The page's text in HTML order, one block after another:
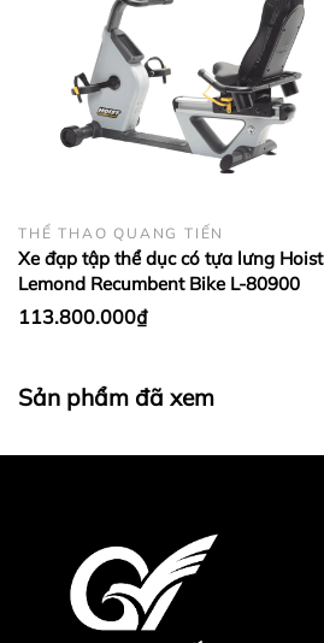
THỂ THAO QUANG TIẾN
Xe đạp tập thể dục có tựa lưng Hoist
Lemond Recumbent Bike L-80900
113.800.000₫
Sản phẩm đã xem